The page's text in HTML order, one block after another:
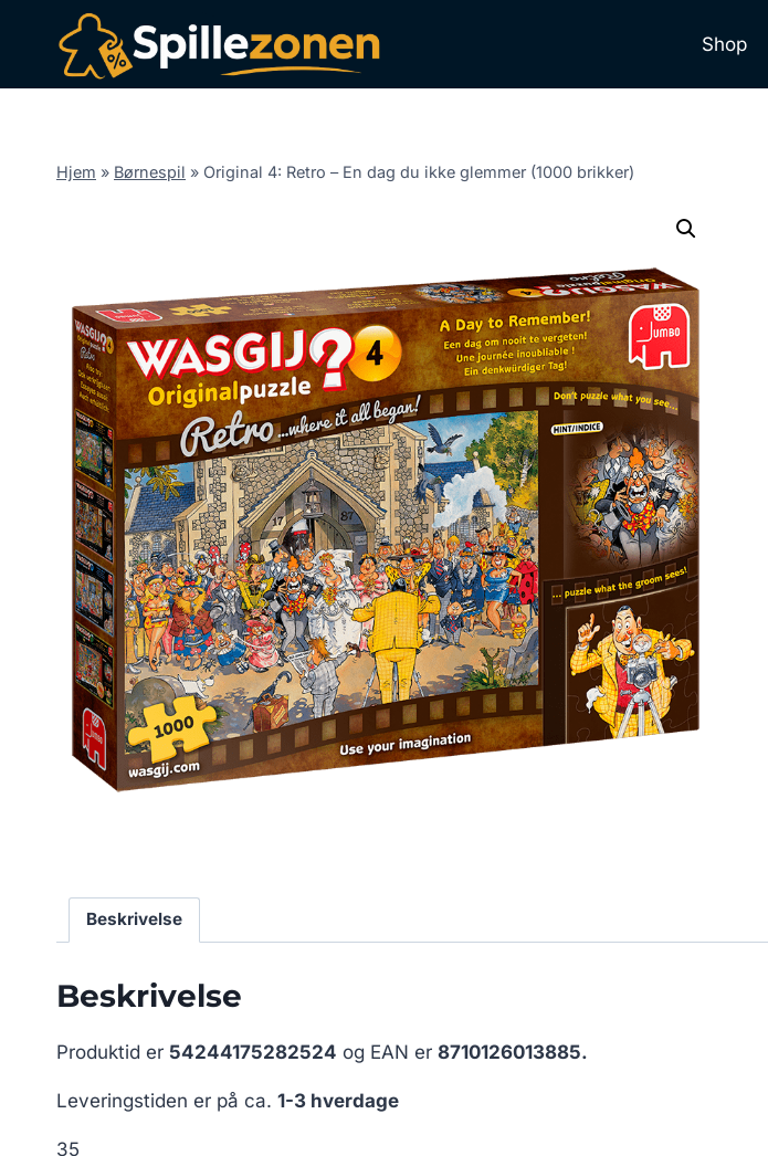
Shop
Hjem » Børnespil » Original 4: Retro – En dag du ikke glemmer (1000 brikker)
Beskrivelse
Beskrivelse
Produktid er 54244175282524 og EAN er 8710126013885.
Leveringstiden er på ca. 1-3 hverdage
35